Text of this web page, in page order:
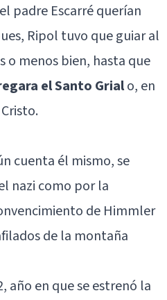
padre Escarré querían
Ripol tuvo que guiar al
menos bien, hasta que
el Santo Grialo, en
cuenta él mismo, se
nazi como por la
de Himmler
de la montaña
año en que se estrenó la